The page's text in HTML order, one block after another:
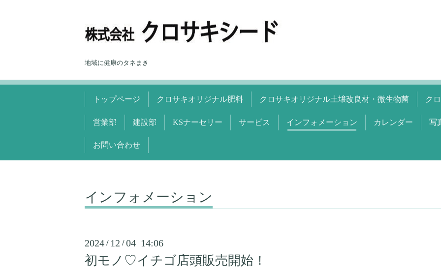
地域に健康のタネまき
トップページ クロサキオリジナル肥料 クロサキオリジナル土壌改良材・微生物菌 ク
営業部 建設部 KSナーセリー サービス インフォメーション カレンダー 写
お問い合わせ
インフォメーション
2024 / 12 /04 14:06
初モノ♡イチゴ店頭販売開始！